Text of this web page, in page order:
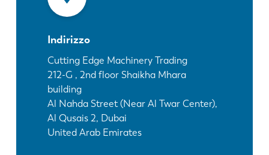
Indirizzo
Cutting Edge Machinery Trading
212-G , 2nd floor Shaikha Mhara
building
Al Nahda Street (Near Al Twar Center),
Al Qusais 2, Dubai
United Arab Emirates
Scopri LVD
Storie di clienti
Centro risorse
Settori e soluzioni
Lavora con noi